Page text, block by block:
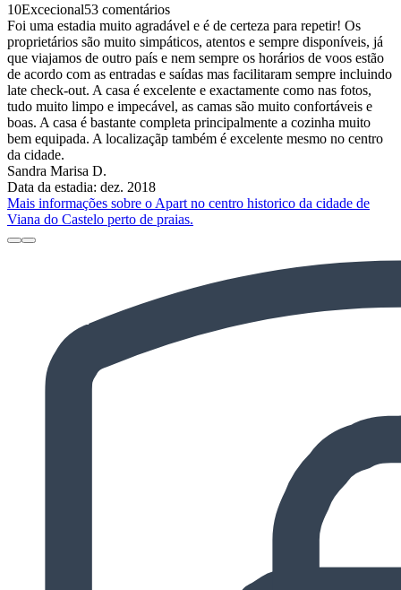
10Excecional53 comentários
Foi uma estadia muito agradável e é de certeza para repetir! Os
proprietários são muito simpáticos, atentos e sempre disponíveis, já
que viajamos de outro país e nem sempre os horários de voos estão
de acordo com as entradas e saídas mas facilitaram sempre incluindo
late check-out. A casa é excelente e exactamente como nas fotos,
tudo muito limpo e impecável, as camas são muito confortáveis e
boas. A casa é bastante completa principalmente a cozinha muito
bem equipada. A localizaçãp também é excelente mesmo no centro
da cidade.
Sandra Marisa D.
Data da estadia: dez. 2018
Mais informações sobre o Apart no centro historico da cidade de
Viana do Castelo perto de praias.